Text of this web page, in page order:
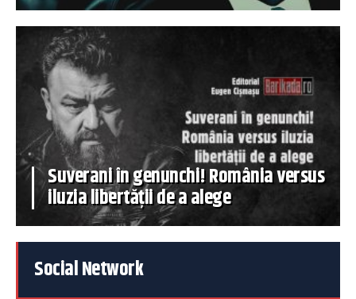
Suverani în genunchi! România versus
iluzia libertății de a alege
Social Network